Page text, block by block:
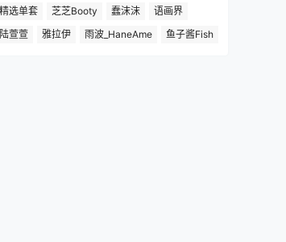
精选单套
芝芝Booty 蠢沫沫
语画界
陆萱萱
雅拉伊 雨波_HaneAme 鱼子酱Fish